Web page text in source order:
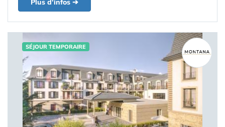
Plus d'infos ➔
SÉJOUR TEMPORAIRE